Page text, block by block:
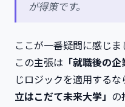
が得策です。
ここが一番疑問に感じま
この主張は 「就職後の企
じロジックを適用する
立はこだて未来大学」 の